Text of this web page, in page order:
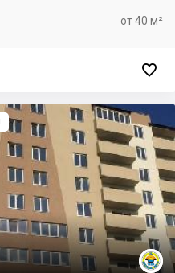
от 40 м²
